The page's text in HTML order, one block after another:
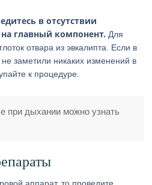
в отсутствии
главный компонент. Для
отвара из эвкалипта. Если в
заметили никаких изменений в
к процедуре.
при дыхании можно узнать